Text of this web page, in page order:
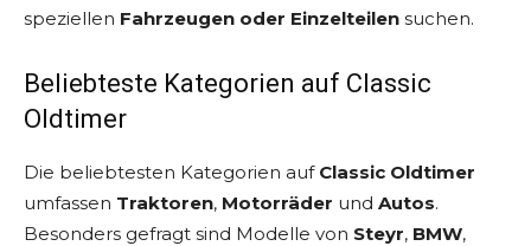
speziellen Fahrzeugen oder Einzelteilen suchen.
Beliebteste Kategorien auf Classic
Oldtimer
Die beliebtesten Kategorien auf Classic Oldtimer
umfassen Traktoren, Motorräder und Autos.
Besonders gefragt sind Modelle von Steyr, BMW,